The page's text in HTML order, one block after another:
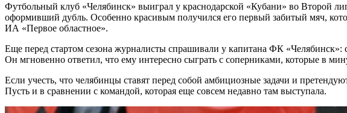
Футбольный клуб «Челябинск» выиграл у краснодарской «Кубани» во Второй
оформивший дубль. Особенно красивым получился его первый забитый мяч,
ИА «Первое областное».
Еще перед стартом сезона журналисты спрашивали у капитана ФК
Он мгновенно ответил, что ему интересно сыграть с соперниками, которые в
Если учесть, что челябинцы ставят перед собой амбициозные задачи и
Пусть и в сравнении с командой, которая еще совсем недавно там выступала.